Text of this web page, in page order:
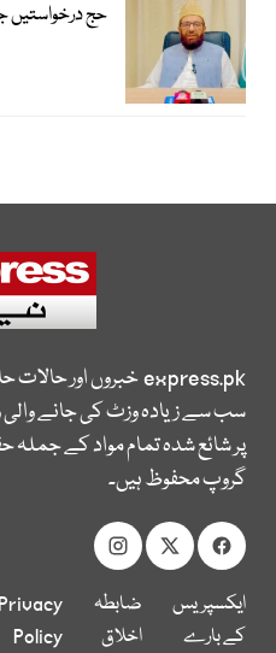
حج درخواستیں
express.pkخبروں اور
سب سے زیادہ وزٹ کی جانے
پر شائع شدہ تمام مواد کے
گروپ محفوظ ہیں۔
ایکسپریس
کے بارے
ضابطہ
اخلاق
Privacy
Policy